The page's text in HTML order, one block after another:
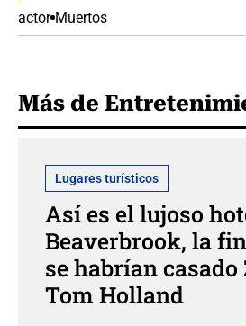
actor Muertos
Más de
Lugares turísticos
Así es el lujoso
Beaverbrook, la
se habrían casado
Tom Holland